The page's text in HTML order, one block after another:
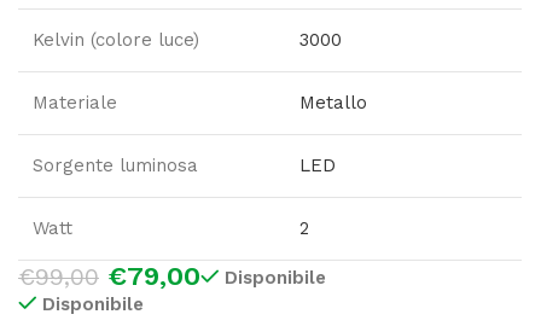
Kelvin (colore luce) 3000
Materiale Metallo
Sorgente luminosa LED
Watt 2
€99,00 €79,00
Disponibile
Disponibile